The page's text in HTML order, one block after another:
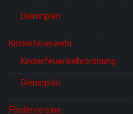
Dienstplan
Kinderfeuerwehr
Kinderfeuerwehrordnung
Dienstplan
Fördervereine